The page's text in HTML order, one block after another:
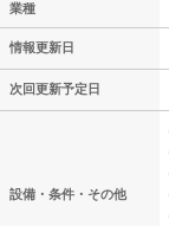
業種
情報更新日
次回更新予定日
設備・条件・その他